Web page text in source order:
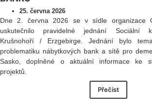
25. června 2026
Dne 2. června 2026 se v sídle organizace
uskutečnilo pravidelné jednání Sociální
Krušnohoří / Erzgebirge. Jednání bylo
problematiku nábytkových bank a sítě pro
Sasko, doplněné o aktuální informace ke
projektů.
Přečíst